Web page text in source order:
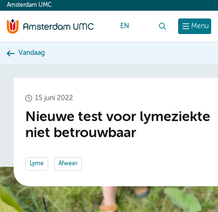
content
Menu
Amsterdam UMC
EN
Vandaag
15 juni 2022
Nieuwe test voor lymeziekte
niet betrouwbaar
Lyme Afweer